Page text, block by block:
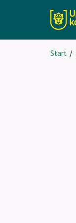
Start /